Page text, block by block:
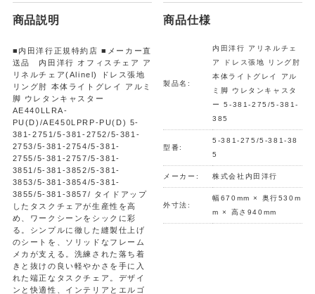
商品説明
■内田洋行正規特約店 ■メーカー直
送品 内田洋行 オフィスチェア ア
リネルチェア(Alinel) ドレス張地
リング肘 本体ライトグレイ アルミ
脚 ウレタンキャスター
AE440LLRA-
PU(D)/AE450LPRP-PU(D) 5-
381-2751/5-381-2752/5-381-
2753/5-381-2754/5-381-
2755/5-381-2757/5-381-
3851/5-381-3852/5-381-
3853/5-381-3854/5-381-
3855/5-381-3857/ タイドアップ
したタスクチェアが生産性を高
め、ワークシーンをシックに彩
る。シンプルに徹した縫製仕上げ
のシートを、ソリッドなフレーム
メカが支える。洗練された落ち着
きと抜けの良い軽やかさを手に入
れた端正なタスクチェア。デザイ
ンと快適性、インテリアとエルゴ
商品仕様
製品名:
内田洋行 アリネルチェ
ア ドレス張地 リング肘
本体ライトグレイ アル
ミ脚 ウレタンキャスタ
ー 5-381-275/5-381-
385
型番:
5-381-275/5-381-38
5
メーカー: 株式会社内田洋行
外寸法:
幅670mm × 奥行530m
m × 高さ940mm